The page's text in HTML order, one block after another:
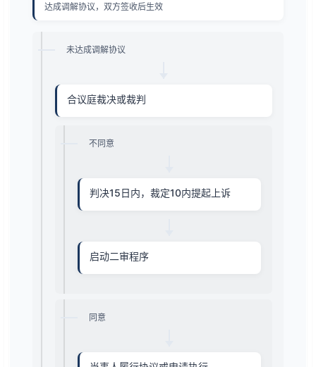
达成调解协议，双方签收后生效
未达成调解协议
合议庭裁决或裁判
不同意
判决15日内，裁定10内提起上诉
启动二审程序
同意